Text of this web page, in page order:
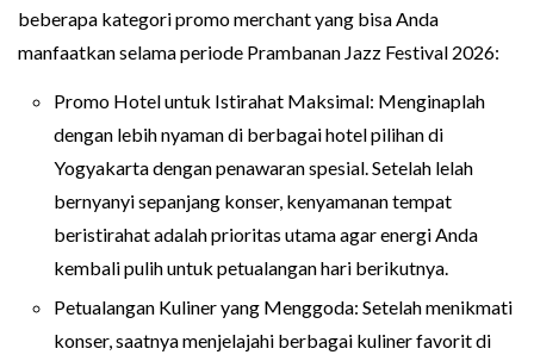
beberapa kategori promo merchant yang bisa Anda
manfaatkan selama periode Prambanan Jazz Festival 2026:
Promo Hotel untuk Istirahat Maksimal: Menginaplah
dengan lebih nyaman di berbagai hotel pilihan di
Yogyakarta dengan penawaran spesial. Setelah lelah
bernyanyi sepanjang konser, kenyamanan tempat
beristirahat adalah prioritas utama agar energi Anda
kembali pulih untuk petualangan hari berikutnya.
Petualangan Kuliner yang Menggoda: Setelah menikmati
konser, saatnya menjelajahi berbagai kuliner favorit di